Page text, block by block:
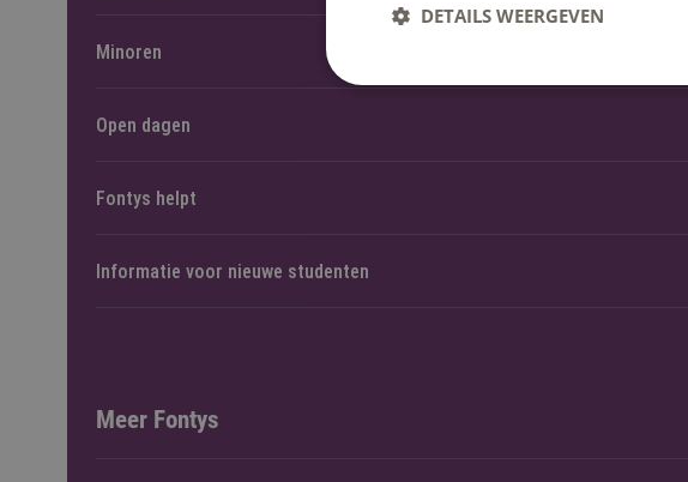
Minoren
Open dagen
Fontys helpt
Informatie voor nieuwe studenten
Meer Fontys
DETAILS WEERGEVEN